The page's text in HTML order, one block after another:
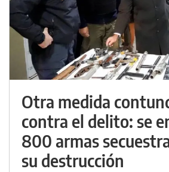
Otra medida
contra el delito: se
800 armas
su destrucción